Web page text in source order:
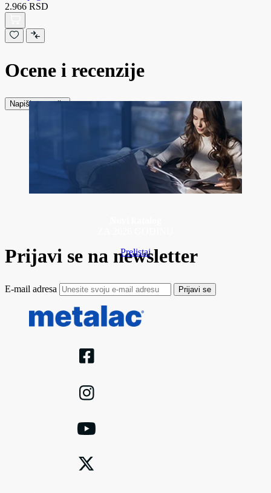
2.966 RSD
Ocene i recenzije
Napiši recenziju
Prelistaj
Prijavi se na newsletter
E-mail adresa Prijavi se